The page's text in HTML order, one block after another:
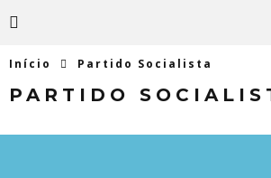
Início Partido Socialista
PARTIDO